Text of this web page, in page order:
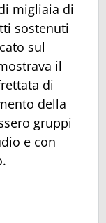
migliaia di
sostenuti
sul
il
di
della
gruppi
e con